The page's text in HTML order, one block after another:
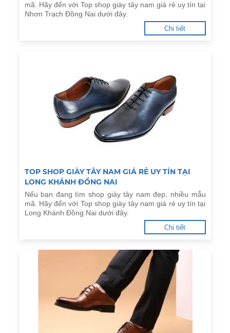
mã. Hãy đến với Top shop giày tây nam giá rẻ uy tín tại
Nhơn Trạch Đồng Nai dưới đây.
Chi tiết
TOP SHOP GIÀY TÂY NAM GIÁ RẺ UY TÍN TẠI
LONG KHÁNH ĐỒNG NAI
Nếu bạn đang tìm shop giày tây nam đẹp, nhiều mẫu
mã. Hãy đến với Top shop giày tây nam giá rẻ uy tín tại
Long Khánh Đồng Nai dưới đây.
Chi tiết